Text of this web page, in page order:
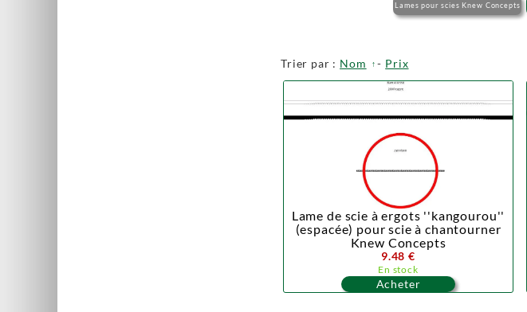
Lames pour scies Knew Concepts
Trier par : Nom - Prix
Lame de scie à ergots ''kangourou''
(espacée) pour scie à chantourner
Knew Concepts
9.48 €
En stock
Acheter